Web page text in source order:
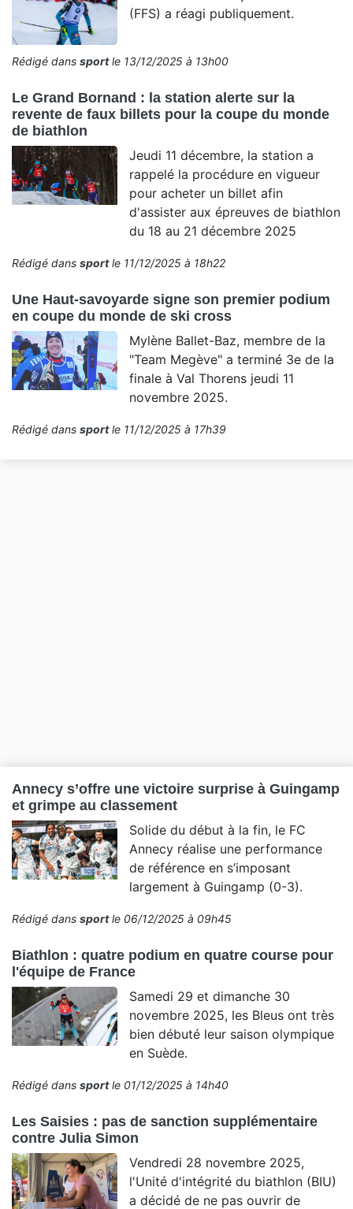
(FFS) a réagi publiquement.
Rédigé dans sportle 13/12/2025 à 13h00
Le Grand Bornand : la station alerte sur la
revente de faux billets pour la coupe du monde
de biathlon
Jeudi 11 décembre, la station a
rappelé la procédure en vigueur
pour acheter un billet afin
d'assister aux épreuves de biathlon
du 18 au 21 décembre 2025
Rédigé dans sportle 11/12/2025 à 18h22
Une Haut-savoyarde signe son premier podium
en coupe du monde de ski cross
Mylène Ballet-Baz, membre de la
"Team Megève" a terminé 3e de la
finale à Val Thorens jeudi 11
novembre 2025.
Rédigé dans sportle 11/12/2025 à 17h39
Annecy s’offre une victoire surprise à Guingamp
et grimpe au classement
Solide du début à la fin, le FC
Annecy réalise une performance
de référence en s’imposant
largement à Guingamp (0-3).
Rédigé dans sportle 06/12/2025 à 09h45
Biathlon : quatre podium en quatre course pour
l'équipe de France
Samedi 29 et dimanche 30
novembre 2025, les Bleus ont très
bien débuté leur saison olympique
en Suède.
Rédigé dans sportle 01/12/2025 à 14h40
Les Saisies : pas de sanction supplémentaire
contre Julia Simon
Vendredi 28 novembre 2025,
l'Unité d'intégrité du biathlon (BIU)
a décidé de ne pas ouvrir de